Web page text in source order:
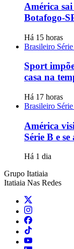
América
Botafogo-
Há 15 horas
Brasileiro
Sport
casa na
Há 17 horas
Brasileiro
América
Série B e
Há 1 dia
Grupo Itatiaia
Itatiaia Nas Redes